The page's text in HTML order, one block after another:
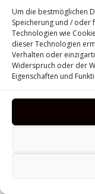
Um die bestmöglichen
Speicherung und /
Technologien wie
dieser Technologien
Verhalten oder
Widerspruch oder der
Eigenschaften und